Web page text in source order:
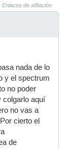
Enlaces de afiliación
nada de lo
y el spectrum
no poder
colgarlo aquí
no vas a
cierto el
de